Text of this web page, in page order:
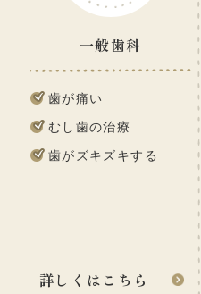
一般歯科
歯が痛い
むし歯の治療
歯がズキズキする
詳しくはこちら